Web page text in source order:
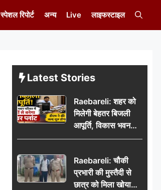
स्पेशल रिपोर्ट अन्य Live लाइफस्टाइल
Latest Stories
Raebareli: शहर को
मिलेगी बेहतर बिजली
आपूर्ति, विकास भवन
परिसर में करोड़ों से
Raebareli: चौकी
प्रभारी की मुस्तैदी से
छात्र को मिला खोया